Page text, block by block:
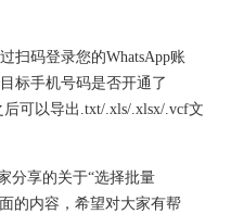
码登录您的WhatsApp账
标手机号码是否开通了
可以导出.txt/.xls/.xlsx/.vcf文
享的关于“选择批量
的内容，希望对大家有帮